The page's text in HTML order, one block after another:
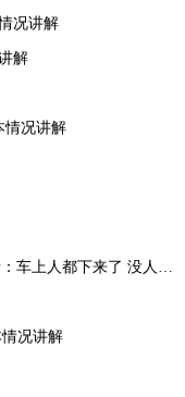
况讲解
解
情况讲解
人都下来了 没人叫醒她
况讲解